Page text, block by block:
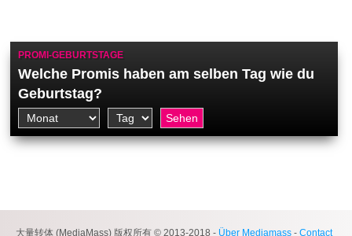
PROMI-GEBURTSTAGE
Welche Promis haben am selben Tag wie du
Geburtstag?
大量转体 (MediaMass) 版权所有 © 2013-2018 - Über Mediamass - Contact